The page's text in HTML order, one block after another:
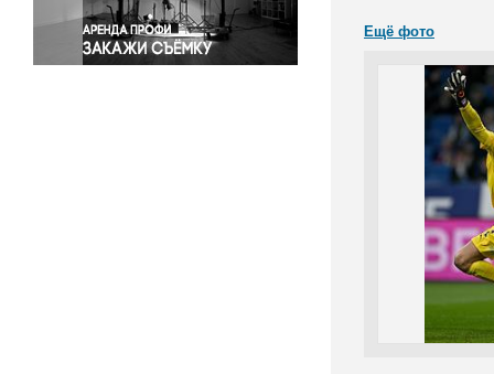
Экономика и бизнес
Ещё фото